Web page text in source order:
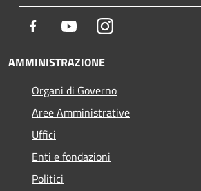
Facebook YoutubeInstagram
AMMINISTRAZIONE
Organi di Governo
Aree Amministrative
Uffici
Enti e fondazioni
Politici